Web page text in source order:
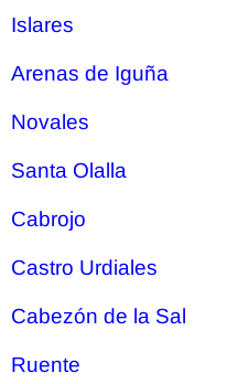
Islares
Arenas de Iguña
Novales
Santa Olalla
Cabrojo
Castro Urdiales
Cabezón de la Sal
Ruente